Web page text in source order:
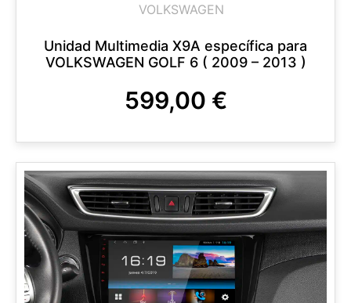
VOLKSWAGEN
Unidad Multimedia X9A específica para
VOLKSWAGEN GOLF 6 ( 2009 – 2013 )
599,00 €